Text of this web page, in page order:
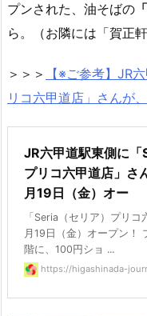
プンされた、油そばの
ら。（お隣には「賀正
＞＞＞
【※ご参考】JR
リコ六甲道店」さんが
JR六甲道駅東側に「
プリコ六甲道店」さ
月19日（金）オー
「Seria（セリア）プリ
月19日（金）オープン！
階に、100円ショ ...
https://higashinada-